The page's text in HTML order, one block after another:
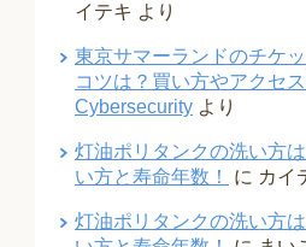
イテキ より
東京サマーランドのチケ
コツは？買い方やアクセ
Cybersecurity より
灯油ポリタンクの洗い方
い方と寿命年数！
に カイ
灯油ポリタンクの洗い方